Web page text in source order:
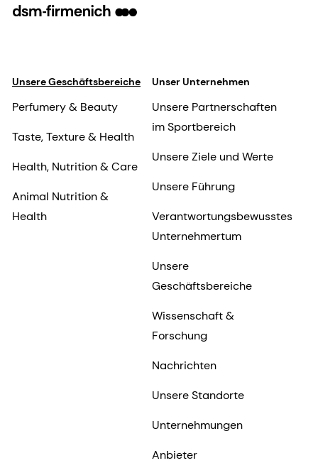
Unsere Geschäftsbereiche
Perfumery & Beauty
Taste, Texture & Health
Health, Nutrition & Care
Animal Nutrition &
Health
Unser Unternehmen
Unsere Partnerschaften
im Sportbereich
Unsere Ziele und Werte
Unsere Führung
Verantwortungsbewusstes
Unternehmertum
Unsere
Geschäftsbereiche
Wissenschaft &
Forschung
Nachrichten
Unsere Standorte
Unternehmungen
Anbieter